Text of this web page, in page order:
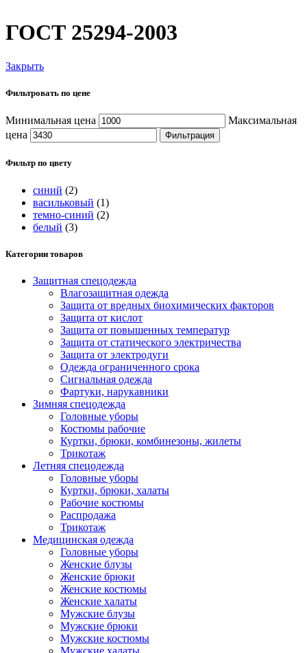
ГОСТ 25294-2003
Закрыть
Фильтровать по цене
Минимальная цена
Максимальная
цена
Фильтрация
Фильтр по цвету
синий (2)
васильковый (1)
темно-синий (2)
белый (3)
Категории товаров
Защитная спецодежда
Влагозащитная одежда
Защита от вредных биохимических факторов
Защита от кислот
Защита от повышенных температур
Защита от статического электричества
Защита от электродуги
Одежда ограниченного срока
Сигнальная одежда
Фартуки, нарукавники
Зимняя спецодежда
Головные уборы
Костюмы рабочие
Куртки, брюки, комбинезоны, жилеты
Трикотаж
Летняя спецодежда
Головные уборы
Куртки, брюки, халаты
Рабочие костюмы
Распродажа
Трикотаж
Медицинская одежда
Головные уборы
Женские блузы
Женские брюки
Женские костюмы
Женские халаты
Мужские блузы
Мужские брюки
Мужские костюмы
Мужские халаты